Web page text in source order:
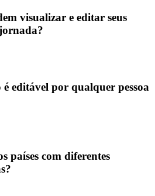
visualizar e editar seus
editável por qualquer pessoa
países com diferentes